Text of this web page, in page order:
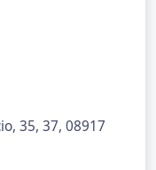
35, 37, 08917